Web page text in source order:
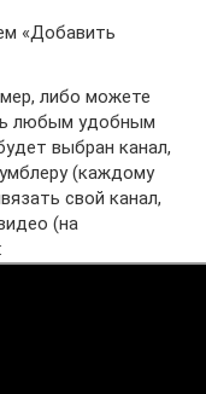
«Добавить
либо можете
любым удобным
выбран канал,
(каждому
свой канал,
(на